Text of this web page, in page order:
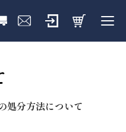
処分方法について